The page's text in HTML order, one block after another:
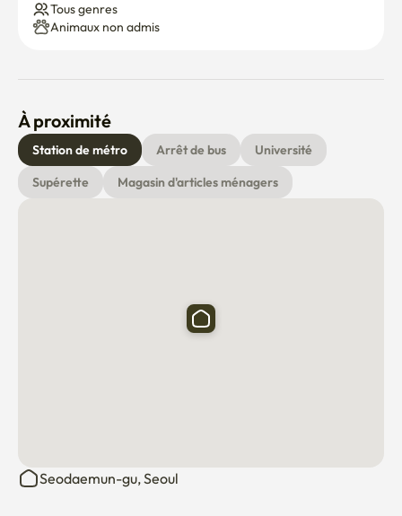
Tous genres
Animaux non admis
À proximité
Station de métro Arrêt de bus
Université
Supérette
Magasin d'articles ménagers
Seodaemun-gu, Seoul